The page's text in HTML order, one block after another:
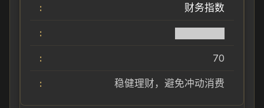
财务指数
70
稳健理财，避免冲动消费